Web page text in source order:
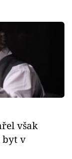
však
byt v